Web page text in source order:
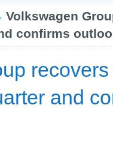
Volkswagen
confirms
and